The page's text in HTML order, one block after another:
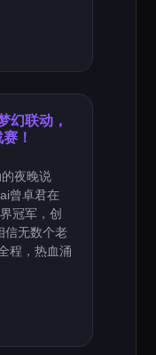
幻联动，
！
夜晚说
曾卓君在
冠军，创
信无数个老
程，热血涌